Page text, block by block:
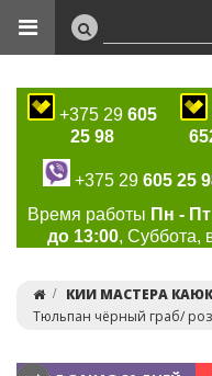
+375 29 605
25 98
+375 29 605 25
Время работы Пн -
до 13:00, Суббота,
КИИ МАСТЕРА
Тюльпан чёрный граб/